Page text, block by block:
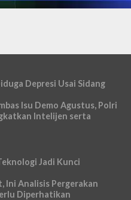
Depresi Usai Sidang
Isu Demo Agustus, Polri
Intelijen serta
Jadi Kunci
Ini Analisis Pergerakan
Diperhatikan